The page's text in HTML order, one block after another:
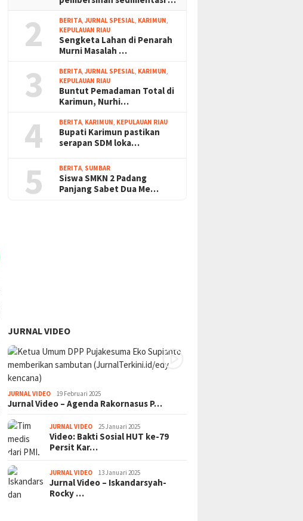
2 BERITA,JURNAL SPESIAL, KARIMUN,
KEPULAUAN RIAU
Sengketa Lahan di Penarah
Murni Masalah …
3 BERITA,JURNAL SPESIAL, KARIMUN,
KEPULAUAN RIAU
Buntut Pemadaman Total di
Karimun, Nurhi…
4 BERITA, KARIMUN, KEPULAUAN RIAU
Bupati Karimun pastikan
serapan SDM loka…
5 BERITA, SUMBAR
Siswa SMKN 2 Padang
Panjang Sabet Dua Me…
JURNAL VIDEO
JURNAL VIDEO 19 Februari 2025
Jurnal Video – Agenda Rakornasus P…
JURNAL VIDEO 25 Januari 2025
Video: Bakti Sosial HUT ke-79
Persit Kar…
JURNAL VIDEO 13 Januari 2025
Jurnal Video – Iskandarsyah-
Rocky …